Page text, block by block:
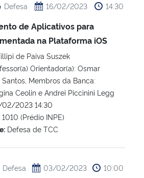
Defesa 16/02/2023 14:30
de Aplicativos para
na Plataforma iOS
de Paiva Suszek
Orientador(a): Osmar
Membros da Banca:
Ceolin e Andrei Piccinini Legg
02/2023 14:30
(Prédio INPE)
Defesa de TCC
Defesa 03/02/2023 10:00